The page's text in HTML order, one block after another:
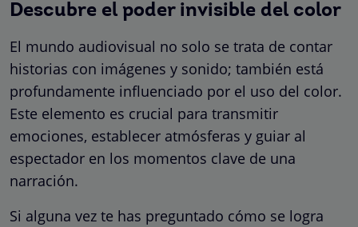
Descubre el poder invisible del color
El mundo audiovisual no solo se trata de contar
historias con imágenes y sonido; también está
profundamente influenciado por el uso del color.
Este elemento es crucial para transmitir
emociones, establecer atmósferas y guiar al
espectador en los momentos clave de una
narración.
Si alguna vez te has preguntado cómo se logra